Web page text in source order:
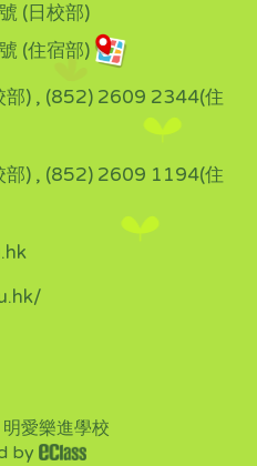
(日校部)
(住宿部)
) , (852) 2609 2344(住
) , (852) 2609 1194(住
愛樂進學校
by